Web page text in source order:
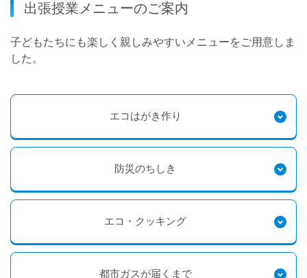
出張授業メニューのご案内
子どもたちにも楽しく親しみやすいメニューをご用意しま
した。
エコはがき作り
防災のちしき
エコ・クッキング
都市ガスが届くまで